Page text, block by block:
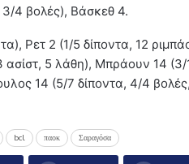
3/4 βολές), Βάσκεθ 4.
Ρετ 2 (1/5 δίποντα, 12
ασίστ, 5 λάθη), Μπράουν 14
14 (5/7 δίποντα, 4/4
bcl παοκ Σαραγόσα